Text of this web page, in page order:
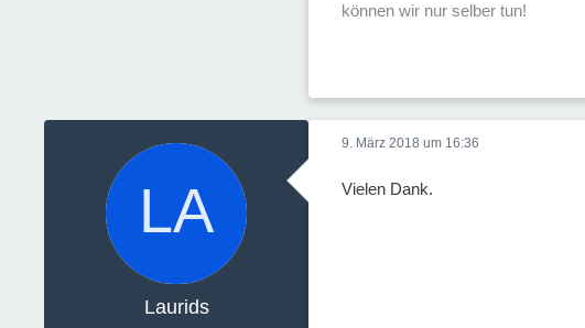
können wir nur selber tun!
Laurids
9. März 2018 um 16:36
Vielen Dank.